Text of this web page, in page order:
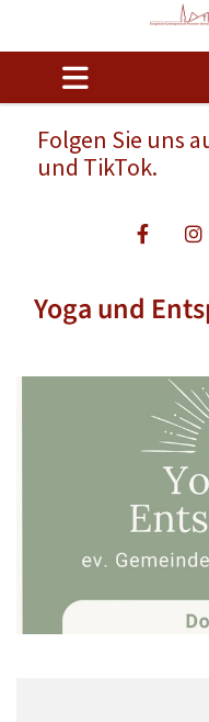
Folgen Sie uns
und TikTok.
Yoga und